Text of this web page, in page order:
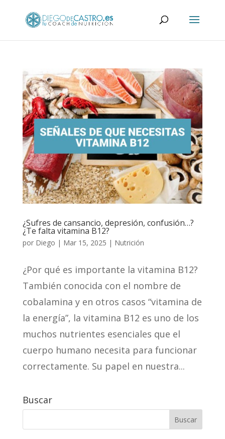
¿Sufres de cansancio, depresión, confusión…?
¿Te falta vitamina B12?
por Diego | Mar 15, 2025 | Nutrición
¿Por qué es importante la vitamina B12?
También conocida con el nombre de
cobalamina y en otros casos “vitamina de
la energía”, la vitamina B12 es uno de los
muchos nutrientes esenciales que el
cuerpo humano necesita para funcionar
correctamente. Su papel en nuestra...
Buscar